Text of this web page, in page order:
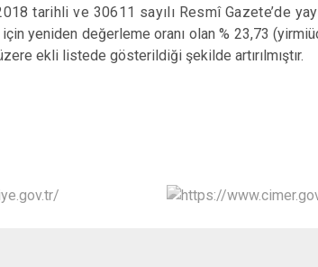
tarihli ve 30611 sayılı Resmî Gazete’de
yeniden değerleme oranı olan % 23,73
ekli listede gösterildiği şekilde artırılmıştır.